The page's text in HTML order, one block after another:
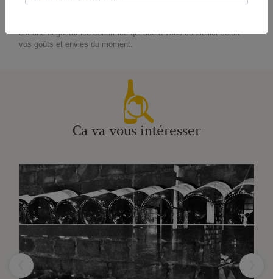
est une dégustatrice confirmée qui saura vous conseiller selon
vos goûts et envies du moment.
Ca va vous intéresser
‹ ›